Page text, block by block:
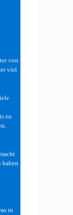
von
viel
zu
haben
in